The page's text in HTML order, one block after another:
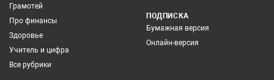
Грамотей
Про финансы
Здоровье
Учитель и цифра
Все рубрики
ПОДПИСКА
Бумажная версия
Онлайн-версия